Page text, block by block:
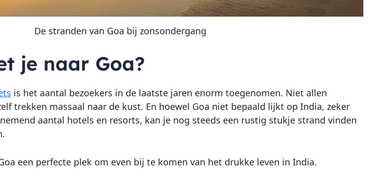
De stranden van Goa bij zonsondergang
je naar Goa?
is het aantal bezoekers in de laatste jaren enorm toegenomen. Niet allen
trekken massaal naar de kust. En hoewel Goa niet bepaald lijkt op India, zeker
aantal hotels en resorts, kan je nog steeds een rustig stukje strand vinden
een perfecte plek om even bij te komen van het drukke leven in India.